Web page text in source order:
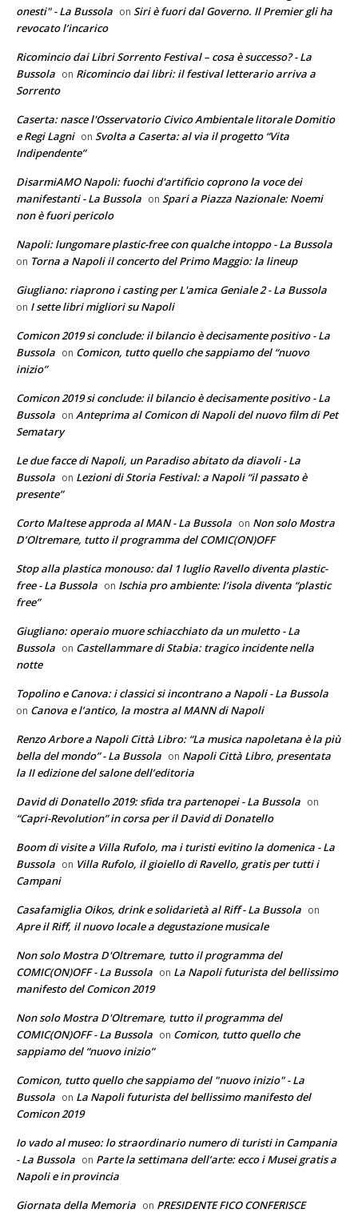
onesti" - La Bussola on Siri è fuori dal Governo. Il Premier gli ha
revocato l’incarico
Ricomincio dai Libri Sorrento Festival – cosa è successo? - La
Bussola on Ricomincio dai libri: il festival letterario arriva a
Sorrento
Caserta: nasce l'Osservatorio Civico Ambientale litorale Domitio
e Regi Lagni on Svolta a Caserta: al via il progetto “Vita
Indipendente”
DisarmiAMO Napoli: fuochi d'artificio coprono la voce dei
manifestanti - La Bussola on Spari a Piazza Nazionale: Noemi
non è fuori pericolo
Napoli: lungomare plastic-free con qualche intoppo - La Bussola
on Torna a Napoli il concerto del Primo Maggio: la lineup
Giugliano: riaprono i casting per L'amica Geniale 2 - La Bussola
on I sette libri migliori su Napoli
Comicon 2019 si conclude: il bilancio è decisamente positivo - La
Bussola on Comicon, tutto quello che sappiamo del “nuovo
inizio”
Comicon 2019 si conclude: il bilancio è decisamente positivo - La
Bussola on Anteprima al Comicon di Napoli del nuovo film di Pet
Sematary
Le due facce di Napoli, un Paradiso abitato da diavoli - La
Bussola on Lezioni di Storia Festival: a Napoli “il passato è
presente”
Corto Maltese approda al MAN - La Bussola on Non solo Mostra
D’Oltremare, tutto il programma del COMIC(ON)OFF
Stop alla plastica monouso: dal 1 luglio Ravello diventa plastic-
free - La Bussola on Ischia pro ambiente: l’isola diventa “plastic
free”
Giugliano: operaio muore schiacchiato da un muletto - La
Bussola on Castellammare di Stabia: tragico incidente nella
notte
Topolino e Canova: i classici si incontrano a Napoli - La Bussola
on Canova e l’antico, la mostra al MANN di Napoli
Renzo Arbore a Napoli Città Libro: “La musica napoletana è la più
bella del mondo” - La Bussola on Napoli Città Libro, presentata
la II edizione del salone dell’editoria
David di Donatello 2019: sfida tra partenopei - La Bussola on
“Capri-Revolution” in corsa per il David di Donatello
Boom di visite a Villa Rufolo, ma i turisti evitino la domenica - La
Bussola on Villa Rufolo, il gioiello di Ravello, gratis per tutti i
Campani
Casafamiglia Oikos, drink e solidarietà al Riff - La Bussola on
Apre il Riff, il nuovo locale a degustazione musicale
Non solo Mostra D'Oltremare, tutto il programma del
COMIC(ON)OFF - La Bussola on La Napoli futurista del bellissimo
manifesto del Comicon 2019
Non solo Mostra D'Oltremare, tutto il programma del
COMIC(ON)OFF - La Bussola on Comicon, tutto quello che
sappiamo del “nuovo inizio”
Comicon, tutto quello che sappiamo del "nuovo inizio" - La
Bussola on La Napoli futurista del bellissimo manifesto del
Comicon 2019
Io vado al museo: lo straordinario numero di turisti in Campania
- La Bussola on Parte la settimana dell’arte: ecco i Musei gratis a
Napoli e in provincia
Giornata della Memoria on PRESIDENTE FICO CONFERISCE